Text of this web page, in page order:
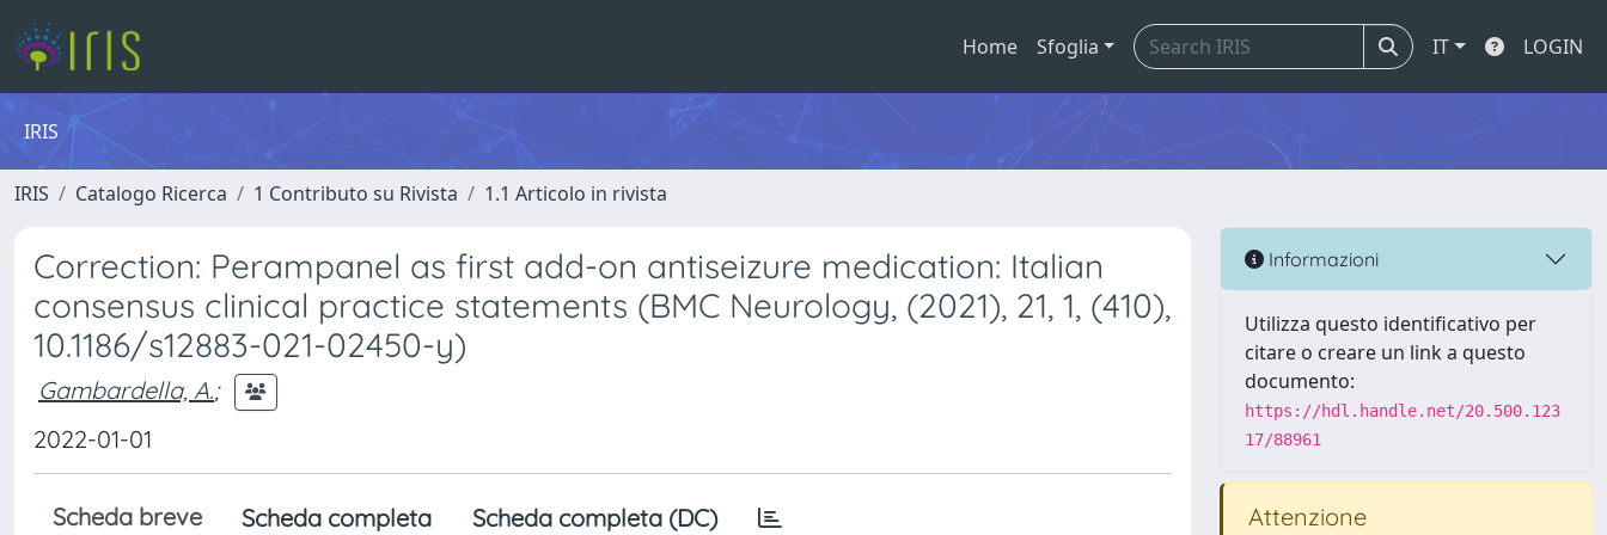
Home Sfoglia IT LOGIN
IRIS
IRIS Catalogo Ricerca 1 Contributo su Rivista 1.1 Articolo in rivista
Correction: Perampanel as first add-on antiseizure medication: Italian
consensus clinical practice statements (BMC Neurology, (2021), 21, 1, (410),
10.1186/s12883-021-02450-y)
Gambardella, A.;
2022-01-01
Scheda breve Scheda completa Scheda completa (DC)
Informazioni
Utilizza questo identificativo per
citare o creare un link a questo
documento:
https://hdl.handle.net/20.500.123
17/88961
Attenzione